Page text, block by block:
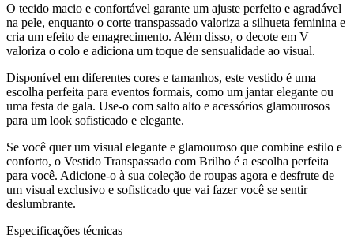
O tecido macio e confortável garante um ajuste perfeito e agradável
na pele, enquanto o corte transpassado valoriza a silhueta feminina e
cria um efeito de emagrecimento. Além disso, o decote em V
valoriza o colo e adiciona um toque de sensualidade ao visual.
Disponível em diferentes cores e tamanhos, este vestido é uma
escolha perfeita para eventos formais, como um jantar elegante ou
uma festa de gala. Use-o com salto alto e acessórios glamourosos
para um look sofisticado e elegante.
Se você quer um visual elegante e glamouroso que combine estilo e
conforto, o Vestido Transpassado com Brilho é a escolha perfeita
para você. Adicione-o à sua coleção de roupas agora e desfrute de
um visual exclusivo e sofisticado que vai fazer você se sentir
deslumbrante.
Especificações técnicas